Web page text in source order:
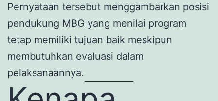
Pernyataan tersebut menggambarkan posisi
pendukung MBG yang menilai program
tetap memiliki tujuan baik meskipun
membutuhkan evaluasi dalam
pelaksanaannya.